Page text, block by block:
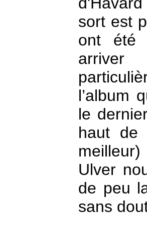
sort est
ont été
l’album
le
haut de
Ulver
de peu
sans